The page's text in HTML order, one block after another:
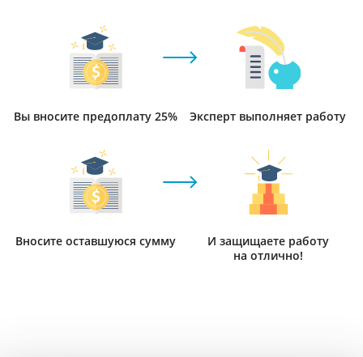
Вы вносите предоплату 25% Эксперт выполняет работу
Вносите оставшуюся сумму
И защищаете работу
на отлично!